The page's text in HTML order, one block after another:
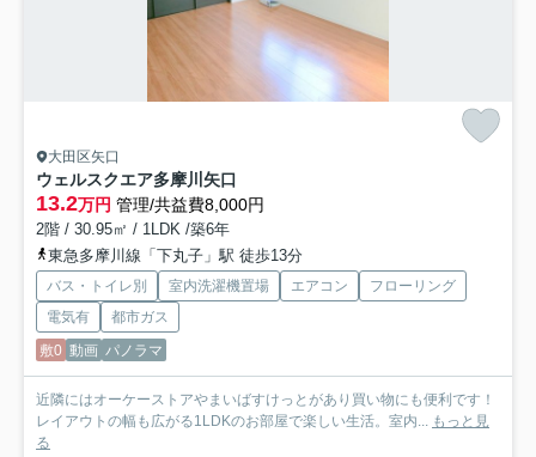
大田区矢口
ウェルスクエア多摩川矢口
13.2万円 管理/共益費8,000円
2階 / 30.95㎡ / 1LDK /築6年
東急多摩川線「下丸子」駅 徒歩13分
バス・トイレ別 室内洗濯機置場 エアコン
フローリング
電気有
都市ガス
敷0 動画 パノラマ
近隣にはオーケーストアやまいばすけっとがあり買い物にも便利です！
レイアウトの幅も広がる1LDKのお部屋で楽しい生活。室内...
もっと見
る